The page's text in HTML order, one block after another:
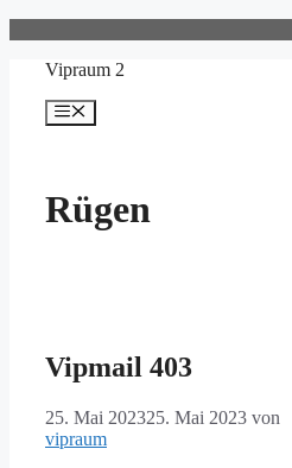
springenVipraum 2
Menü
Rügen
Vipmail 403
25. Mai 202325. Mai 2023 von
vipraum